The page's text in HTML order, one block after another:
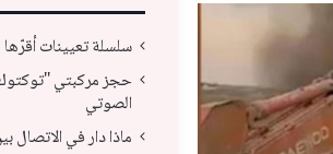
سلسلة تعيينات
حجز مركبتي
الصوتي
ماذا دار في الاتصال